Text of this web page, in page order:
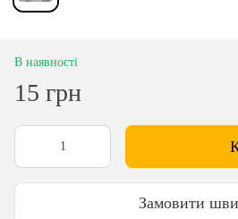
В наявності
15 грн
Замовити